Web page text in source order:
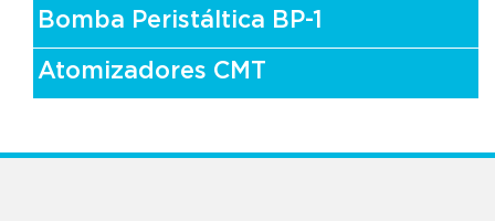
Bomba Peristáltica BP-1
Atomizadores CMT